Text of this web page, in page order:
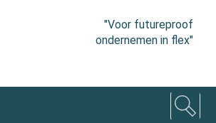
"Voor futureproof
ondernemen in flex"